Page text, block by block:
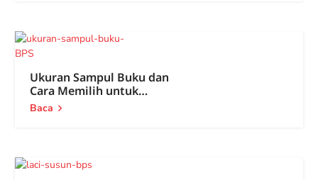
Ukuran Sampul Buku dan
Cara Memilih untuk
Tahun Ajaran Baru
Baca